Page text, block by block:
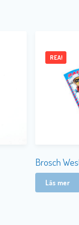
Brosch
REA!
Läs mer